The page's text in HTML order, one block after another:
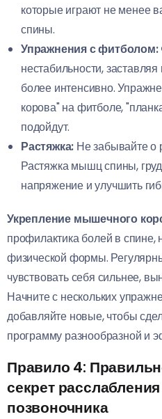
которые играют не менее
спины.
Упражнения с фитболом:
нестабильности,
более интенсивно.
корова" на фитболе,
подойдут.
Растяжка: Не забывайте о
Растяжка мышц спины,
напряжение и улучшить
Укрепление мышечного
профилактика болей в
физической формы.
чувствовать себя сильнее,
Начните с нескольких
добавляйте новые, чтобы
программу разнообразной и
Правило 4:
секрет
позвоночника